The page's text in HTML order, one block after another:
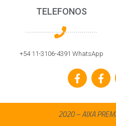
TELEFONOS
+54 11-3106-4391 WhatsApp
2020 – AIXA